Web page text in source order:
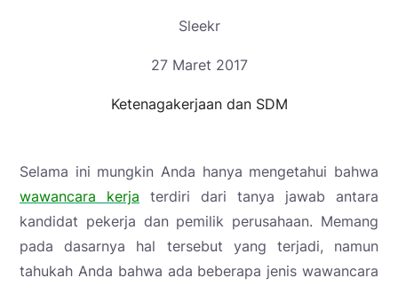
Sleekr
27 Maret 2017
Ketenagakerjaan dan SDM
Selama ini mungkin Anda hanya mengetahui bahwa
wawancara kerja terdiri dari tanya jawab antara
kandidat pekerja dan pemilik perusahaan. Memang
pada dasarnya hal tersebut yang terjadi, namun
tahukah Anda bahwa ada beberapa jenis wawancara